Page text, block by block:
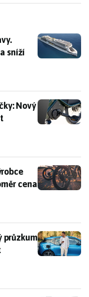
Elektrický kolos
sníží
Nový pohon by
Nový
představil
cena
průzkum odhalil,
průzkum